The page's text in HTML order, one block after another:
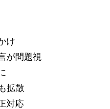
け
が問題視
拡散
対応